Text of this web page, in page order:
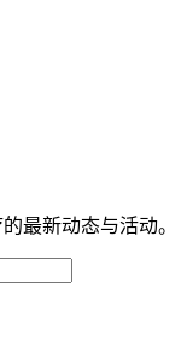
最新动态与活动。